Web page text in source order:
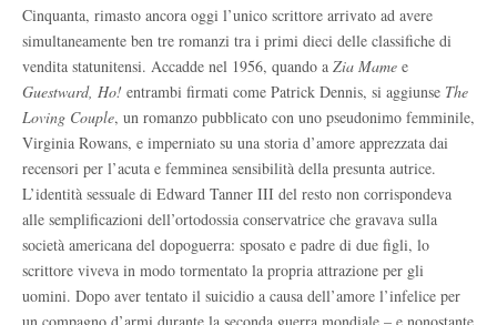
Cinquanta, rimasto ancora oggi l’unico scrittore arrivato ad avere
simultaneamente ben tre romanzi tra i primi dieci delle classifiche di
vendita statunitensi. Accadde nel 1956, quando a Zia Mame e
Guestward, Ho! entrambi firmati come Patrick Dennis, si aggiunse The
Loving Couple, un romanzo pubblicato con uno pseudonimo femminile,
Virginia Rowans, e imperniato su una storia d’amore apprezzata dai
recensori per l’acuta e femminea sensibilità della presunta autrice.
L’identità sessuale di Edward Tanner III del resto non corrispondeva
alle semplificazioni dell’ortodossia conservatrice che gravava sulla
società americana del dopoguerra: sposato e padre di due figli, lo
scrittore viveva in modo tormentato la propria attrazione per gli
uomini. Dopo aver tentato il suicidio a causa dell’amore l’infelice per
un compagno d’armi durante la seconda guerra mondiale – e nonostante